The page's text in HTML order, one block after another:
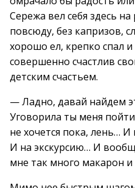
Сережа вел себя здесь
повсюду, без капризов,
хорошо ел, крепко спал и
совершенно счастлив
детским счастьем.
— Ладно, давай найдем
Уговорила ты меня
не хочется пока, лень…
И на экскурсию… И
мне так много макарон и